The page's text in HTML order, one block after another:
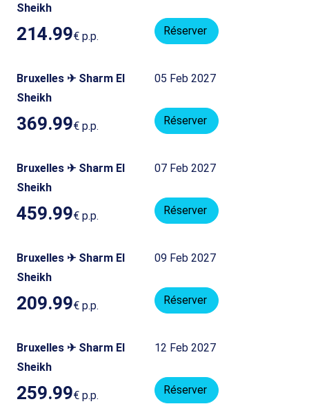
Sheikh
214.99€ p.p. Réserver
Bruxelles ✈ Sharm El
Sheikh
05 Feb 2027
369.99€ p.p. Réserver
Bruxelles ✈ Sharm El
Sheikh
07 Feb 2027
459.99€ p.p. Réserver
Bruxelles ✈ Sharm El
Sheikh
09 Feb 2027
209.99€ p.p. Réserver
Bruxelles ✈ Sharm El
Sheikh
12 Feb 2027
259.99€ p.p. Réserver